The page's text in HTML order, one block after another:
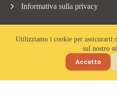
Utilizziamo i cookie per assicurarti
sul nostro
Accetto
Informativa sulla privacy
Copyright © 2023